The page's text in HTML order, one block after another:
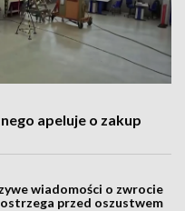
apeluje o zakup
wiadomości o zwrocie
przed oszustwem